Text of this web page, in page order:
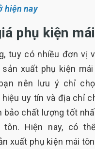
hiện nay
phụ kiện
tuy có nhiều đơn vị
sản xuất phụ kiện
nên lưu ý chỉ
uy tín và địa chỉ
bảo chất lượng tốt
tôn. Hiện nay, có
xuất phụ kiện mái